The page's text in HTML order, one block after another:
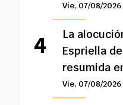
Vie, 07/08/2026
La
Espriella
resumida
Vie, 07/08/2026